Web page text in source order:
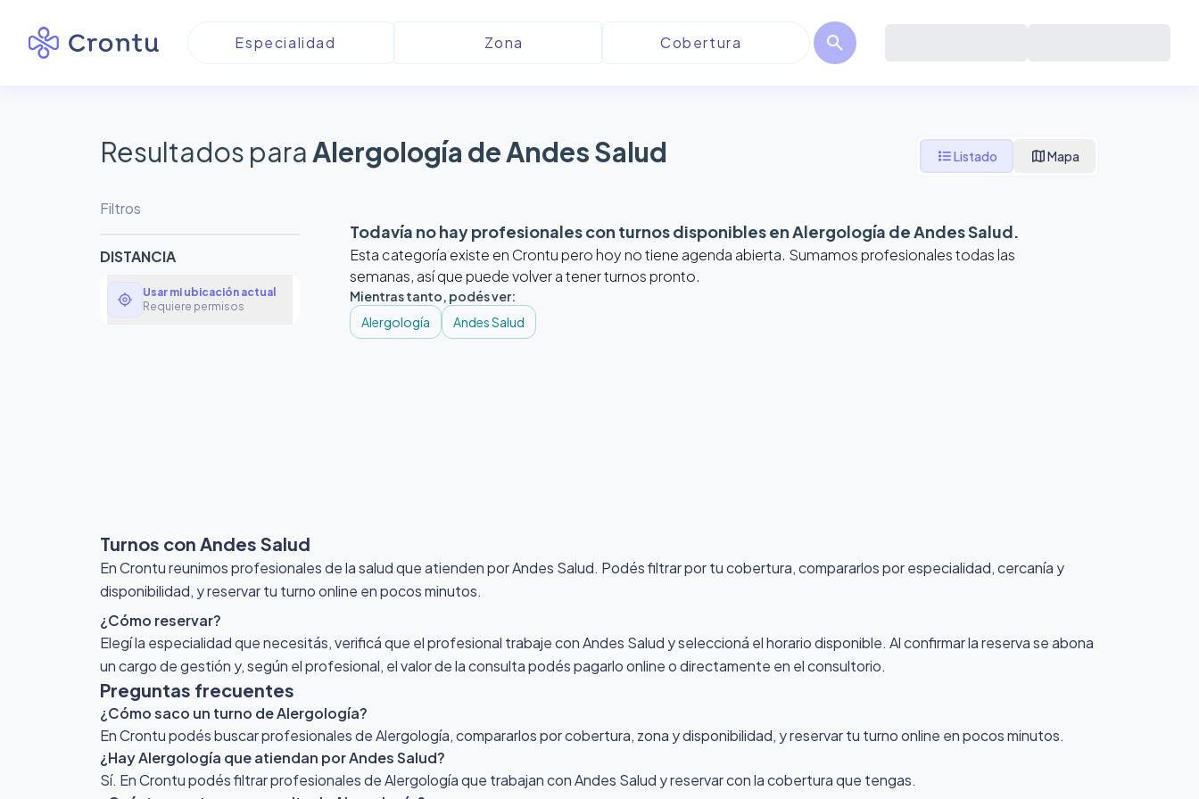
search
Resultados paraAlergología de Andes Salud format_list_bulletedListado mapMapa
Filtros
DISTANCIA
my_location
Usar mi ubicación actual
Requiere permisos
Todavía no hay profesionales con turnos disponibles enAlergología de Andes Salud.
Esta categoría existe en Crontu pero hoy no tiene agenda abierta. Sumamos profesionales todas las
semanas, así que puede volver a tener turnos pronto.
Mientras tanto, podés ver:
Alergología
Andes Salud
Turnos con Andes Salud
En Crontu reunimos profesionales de la salud que atienden por Andes Salud. Podés filtrar por tu cobertura, compararlos por especialidad, cercanía y
disponibilidad, y reservar tu turno online en pocos minutos.
¿Cómo reservar?
Elegí la especialidad que necesitás, verificá que el profesional trabaje con Andes Salud y seleccioná el horario disponible. Al confirmar la reserva se abona
un cargo de gestión y, según el profesional, el valor de la consulta podés pagarlo online o directamente en el consultorio.
Preguntas frecuentes
¿Cómo saco un turno de Alergología?
En Crontu podés buscar profesionales de Alergología, compararlos por cobertura, zona y disponibilidad, y reservar tu turno online en pocos minutos.
¿Hay Alergología que atiendan por Andes Salud?
Sí. En Crontu podés filtrar profesionales de Alergología que trabajan con Andes Salud y reservar con la cobertura que tengas.